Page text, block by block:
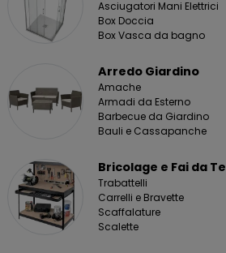
Asciugatori Mani Elettrici
Box Doccia
Box Vasca da bagno
Arredo Giardino
Amache
Armadi da Esterno
Barbecue da Giardino
Bauli e Cassapanche
Bricolage e Fai da Te
Trabattelli
Carrelli e Bravette
Scaffalature
Scalette